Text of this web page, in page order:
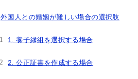
外国人との婚姻が難しい場合の選択肢
1. 養子縁組を選択する場合
2. 公正証書を作成する場合